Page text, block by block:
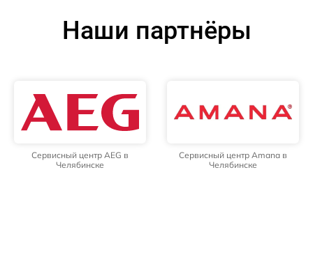
Наши партнёры
Сервисный центр AEG в
Челябинске
Сервисный центр Amana в
Челябинске